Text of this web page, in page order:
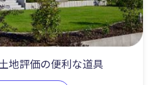
地評価の便利な道具